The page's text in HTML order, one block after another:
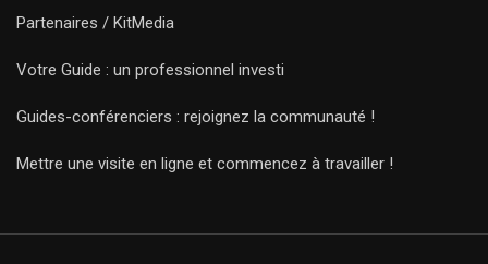
Partenaires / KitMedia
Votre Guide : un professionnel investi
Guides-conférenciers : rejoignez la communauté !
Mettre une visite en ligne et commencez à travailler !